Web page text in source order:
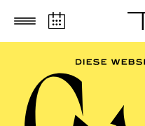
Zum Hauptinhalt springen
AALTO